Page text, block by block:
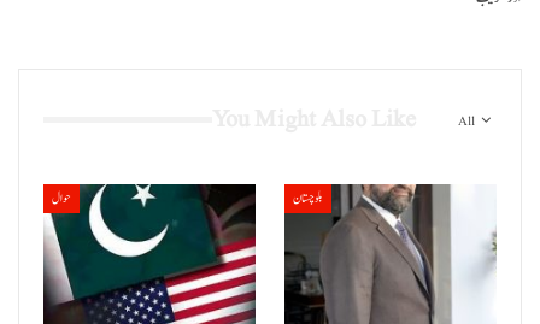
All
حوال بلوچستان